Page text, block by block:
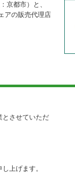
京都市）と、
アの販売代理店
とさせていただ
上げます。